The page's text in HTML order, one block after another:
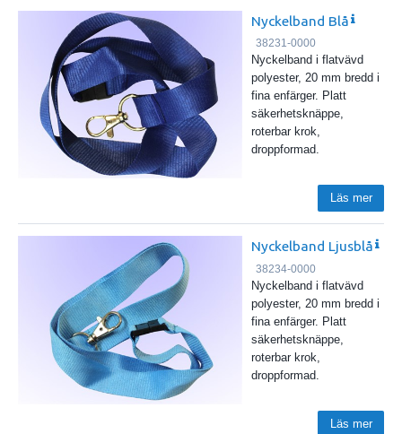
Nyckelband Blå
38231-0000
Nyckelband i flatvävd
polyester, 20 mm bredd i
fina enfärger. Platt
säkerhetsknäppe,
roterbar krok,
droppformad.
Läs mer
Nyckelband Ljusblå
38234-0000
Nyckelband i flatvävd
polyester, 20 mm bredd i
fina enfärger. Platt
säkerhetsknäppe,
roterbar krok,
droppformad.
Läs mer